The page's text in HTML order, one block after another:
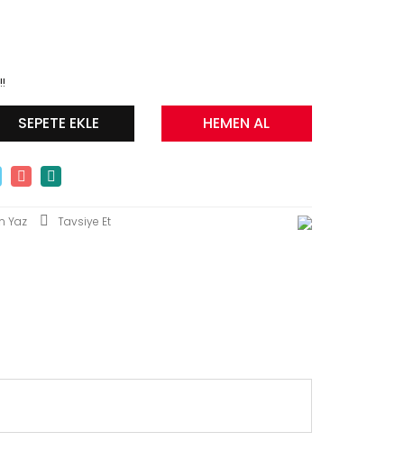
SEPETE EKLE HEMEN AL
Yaz Tavsiye Et